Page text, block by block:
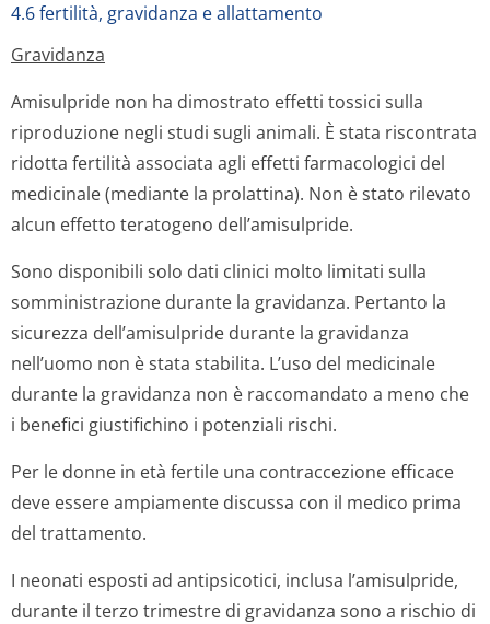
4.6 fertilità, gravidanza e allattamento
Gravidanza
Amisulpride non ha dimostrato effetti tossici sulla
riproduzione negli studi sugli animali. È stata riscontrata
ridotta fertilità associata agli effetti farmacologici del
medicinale (mediante la prolattina). Non è stato rilevato
alcun effetto teratogeno dell’amisulpride.
Sono disponibili solo dati clinici molto limitati sulla
somministrazione durante la gravidanza. Pertanto la
sicurezza dell’amisulpride durante la gravidanza
nell’uomo non è stata stabilita. L’uso del medicinale
durante la gravidanza non è raccomandato a meno che
i benefici giustifichino i potenziali rischi.
Per le donne in età fertile una contraccezione efficace
deve essere ampiamente discussa con il medico prima
del trattamento.
I neonati esposti ad antipsicotici, inclusa l’amisulpride,
durante il terzo trimestre di gravidanza sono a rischio di